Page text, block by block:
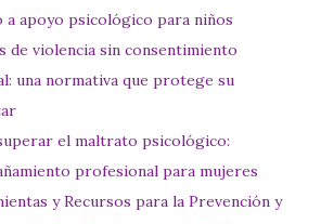
a apoyo psicológico para niños
de violencia sin consentimiento
una normativa que protege su
el maltrato psicológico:
profesional para mujeres
y Recursos para la Prevención y